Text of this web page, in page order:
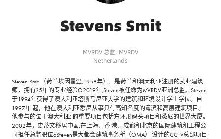
Stevens Smit
MVRDV 总监, MVRDV
Netherlands
Steven Smit （荷兰埃因霍温,1958年），是荷兰和澳大利亚注册的执业建筑
师，拥有25年的专业经验O2019年,Steven被任命为MVRDV亚洲总监。Steven
于1994年获得了澳大利亚塔斯马尼亚大学的建筑和环境设计学士学位。自
1997年 起，他在澳大利亚悉尼从事具有高知名度的海滨和高层建筑项目。
他参与的位于澳大利亚 的重要项目包括东环形码头项目和悉尼的世界大厦。
2002年，史蒂文移居中国,在上海、香 港、成都和北京的国际建筑和工程公
司担任总监职位oSteven是大都会建筑事务所（OMA） 设计的CCTV总部项目